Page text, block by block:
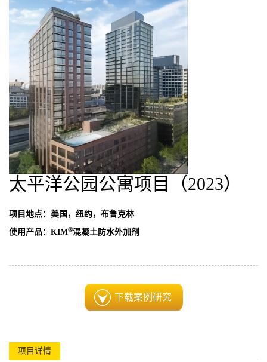
太平洋公园公寓项目（2023）
项目地点：美国，纽约，布鲁克林
使用产品：KIM®混凝土防水外加剂
下载案例研究
项目详情